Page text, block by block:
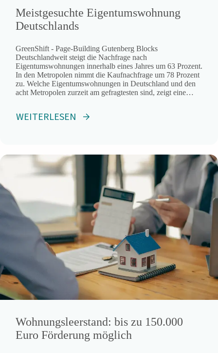
Meistgesuchte Eigentumswohnung
Deutschlands
GreenShift - Page-Building Gutenberg Blocks
Deutschlandweit steigt die Nachfrage nach
Eigentumswohnungen innerhalb eines Jahres um 63 Prozent.
In den Metropolen nimmt die Kaufnachfrage um 78 Prozent
zu. Welche Eigentumswohnungen in Deutschland und den
acht Metropolen zurzeit am gefragtesten sind, zeigt eine
WEITERLESEN
Wohnungsleerstand: bis zu 150.000
Euro Förderung möglich